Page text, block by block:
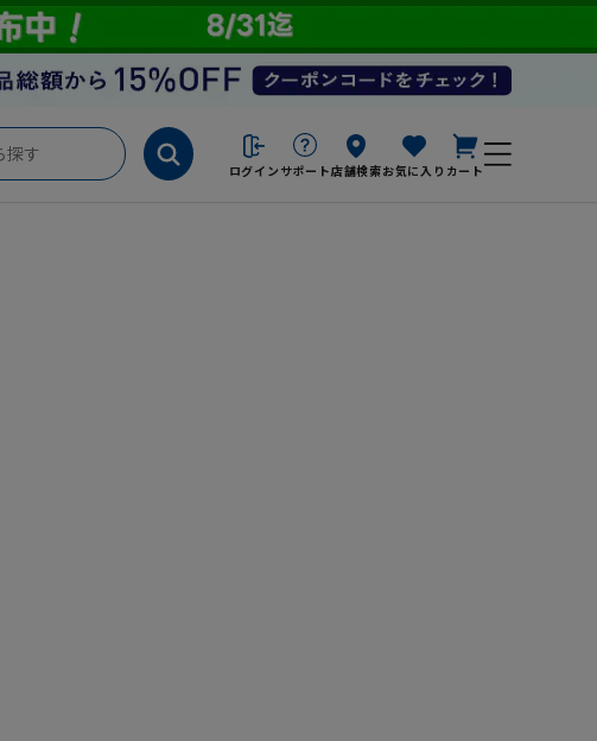
ログイン サポート店舗検索お気に入り カート